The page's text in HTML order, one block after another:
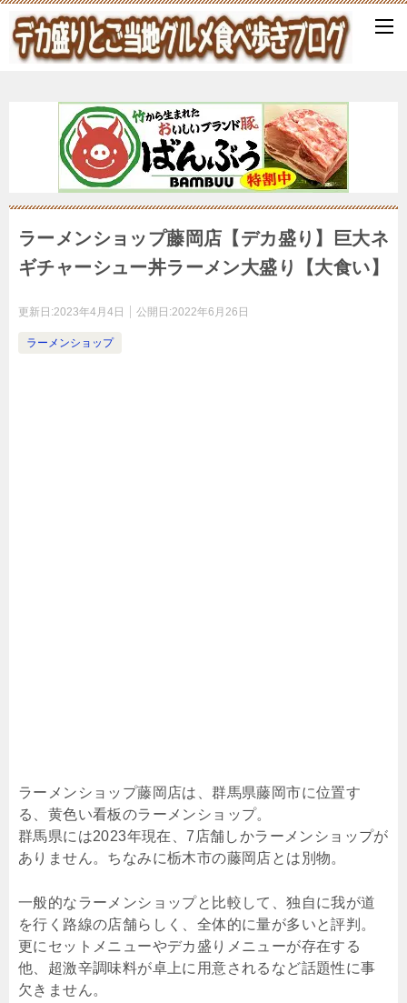
ラーメンショップ藤岡店【デカ盛り】巨大ネ
ギチャーシュー丼ラーメン大盛り【大食い】
更新日:2023年4月4日 公開日:2022年6月26日
ラーメンショップ
ラーメンショップ藤岡店は、群馬県藤岡市に位置す
る、黄色い看板のラーメンショップ。
群馬県には2023年現在、7店舗しかラーメンショップが
ありません。ちなみに栃木市の藤岡店とは別物。
一般的なラーメンショップと比較して、独自に我が道
を行く路線の店舗らしく、全体的に量が多いと評判。
更にセットメニューやデカ盛りメニューが存在する
他、超激辛調味料が卓上に用意されるなど話題性に事
欠きません。